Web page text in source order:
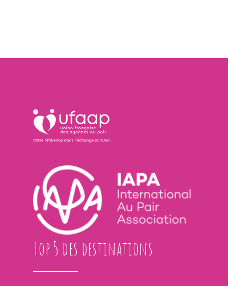
Top 5 des destinations